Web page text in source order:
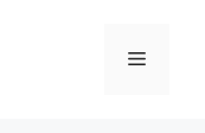
Menu